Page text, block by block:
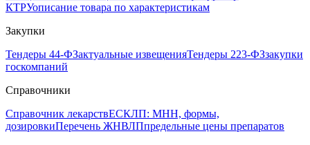
КТРУописание товара по характеристикам
Закупки
Тендеры 44-ФЗактуальные извещенияТендеры 223-ФЗзакупки
госкомпаний
Справочники
Справочник лекарствЕСКЛП: МНН, формы,
дозировкиПеречень ЖНВЛПпредельные цены препаратов